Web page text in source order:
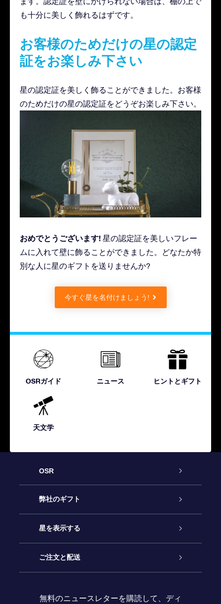
も十分に美しく飾れるはずです。
お客様のためだけの星の認定
証をお楽しみ下さい
星の認定証を美しく飾ることができました。お客様
のためだけの星の認定証をどうぞお楽しみ下さい。
おめでとうございます! 星の認定証を美しいフレー
ムに入れて壁に飾ることができました。どなたか特
別な人に星のギフトを送りませんか?
今すぐ星を名付けましょう!
OSRガイド ニュース ヒントとギフト
天文学
OSR
カスタマーサービス
お問い合わせ
ブログ
弊社のギフト
Online Starギフト
OSRギフトパック
星を表示する
星の登録
ご注文と配送
無料のニュースレターを購読して、ディ